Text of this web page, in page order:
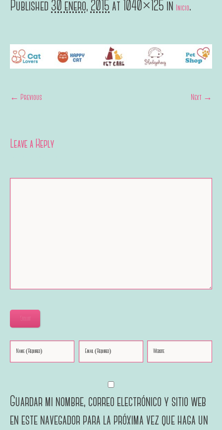
Published 30 enero, 2015at 1040×125 in Inicio.
← Previous Next →
Leave a Reply
Submit
Guardar mi nombre, correo electrónico y sitio web
en este navegador para la próxima vez que haga un